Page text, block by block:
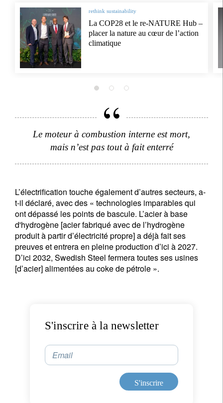
rethink sustainability
La COP28 et le re-NATURE Hub –
placer la nature au cœur de l’action
climatique
Le moteur à combustion interne est mort,
mais n’est pas tout à fait enterré
L’électrification touche également d’autres secteurs, a-
t-il déclaré, avec des « technologies imparables qui
ont dépassé les points de bascule. L’acier à base
d'hydrogène [acier fabriqué avec de l’hydrogène
produit à partir d’électricité propre] a déjà fait ses
preuves et entrera en pleine production d’ici à 2027.
D’ici 2032, Swedish Steel fermera toutes ses usines
[d’acier] alimentées au coke de pétrole ».
S'inscrire à la newsletter
Email
S'inscrire